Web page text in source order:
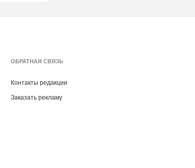
ОБРАТНАЯ СВЯЗЬ
Контакты редакции
Заказать рекламу